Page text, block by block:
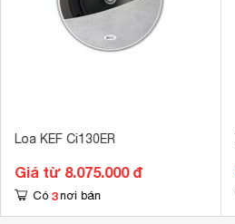
Loa KEF Ci130ER
Giá từ 8.075.000 đ
Có 3 nơi bán